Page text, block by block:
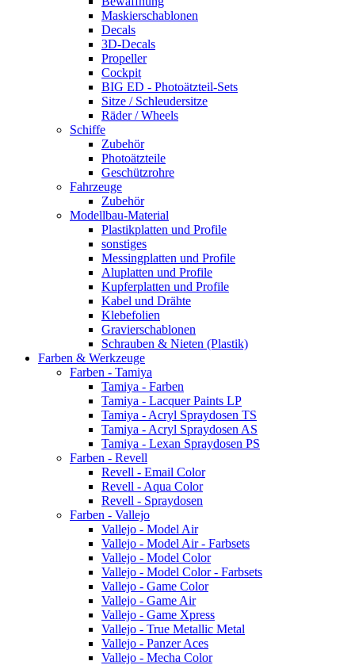
Maskierschablonen
Decals
3D-Decals
Propeller
Cockpit
BIG ED - Photoätzteil-Sets
Sitze / Schleudersitze
Räder / Wheels
Schiffe
Zubehör
Photoätzteile
Geschützrohre
Fahrzeuge
Zubehör
Modellbau-Material
Plastikplatten und Profile
sonstiges
Messingplatten und Profile
Aluplatten und Profile
Kupferplatten und Profile
Kabel und Drähte
Klebefolien
Gravierschablonen
Schrauben & Nieten (Plastik)
Farben & Werkzeuge
Farben - Tamiya
Tamiya - Farben
Tamiya - Lacquer Paints LP
Tamiya - Acryl Spraydosen TS
Tamiya - Acryl Spraydosen AS
Tamiya - Lexan Spraydosen PS
Farben - Revell
Revell - Email Color
Revell - Aqua Color
Revell - Spraydosen
Farben - Vallejo
Vallejo - Model Air
Vallejo - Model Air - Farbsets
Vallejo - Model Color
Vallejo - Model Color - Farbsets
Vallejo - Game Color
Vallejo - Game Air
Vallejo - Game Xpress
Vallejo - True Metallic Metal
Vallejo - Panzer Aces
Vallejo - Mecha Color